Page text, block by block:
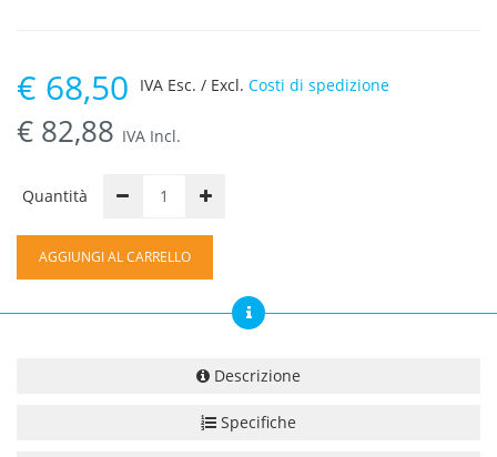
€ 68,50
€ 82,88 IVA Incl.
IVA Esc. / Excl. Costi di spedizione
Quantità
AGGIUNGI AL CARRELLO
Descrizione
Specifiche